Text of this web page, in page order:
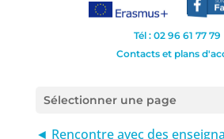
Tél : 02 96 61 77 79
Contacts et plans
Sélectionner une page
◄ Rencontre avec des